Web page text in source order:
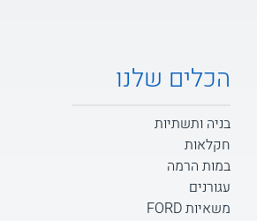
הכלים שלנו
בניה ותשתיות
חקלאות
במות הרמה
עגורנים
משאיות FORD